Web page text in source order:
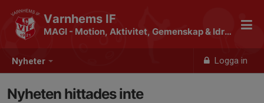
Nyheter Logga in
Varnhems IF
MAGI - Motion, Aktivitet, Gemenskap & Idrott
Nyheten hittades inte